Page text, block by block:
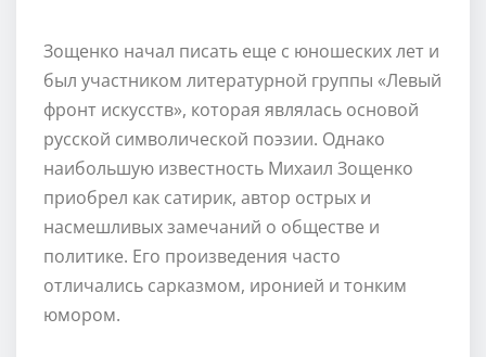
Зощенко начал писать еще с юношеских лет и
был участником литературной группы «Левый
фронт искусств», которая являлась основой
русской символической поэзии. Однако
наибольшую известность Михаил Зощенко
приобрел как сатирик, автор острых и
насмешливых замечаний о обществе и
политике. Его произведения часто
отличались сарказмом, иронией и тонким
юмором.